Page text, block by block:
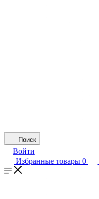
Поиск
Войти
Избранные товары 0